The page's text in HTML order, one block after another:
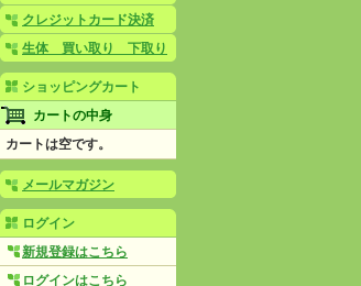
クレジットカード決済
生体 買い取り 下取り
ショッピングカート
カートの中身
カートは空です。
メールマガジン
ログイン
新規登録はこちら
ログインはこちら